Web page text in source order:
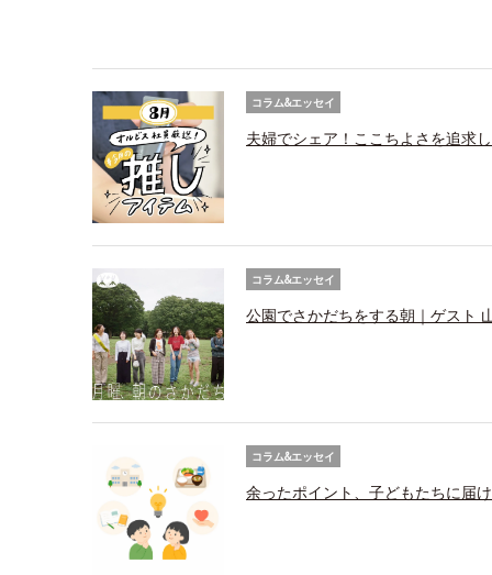
コラム&エッセイ
夫婦でシェア！ここちよさを追求
コラム&エッセイ
公園でさかだちをする朝｜ゲスト
コラム&エッセイ
余ったポイント、子どもたちに届